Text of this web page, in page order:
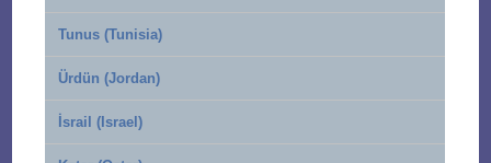
Tunus (Tunisia)
Ürdün (Jordan)
İsrail (Israel)